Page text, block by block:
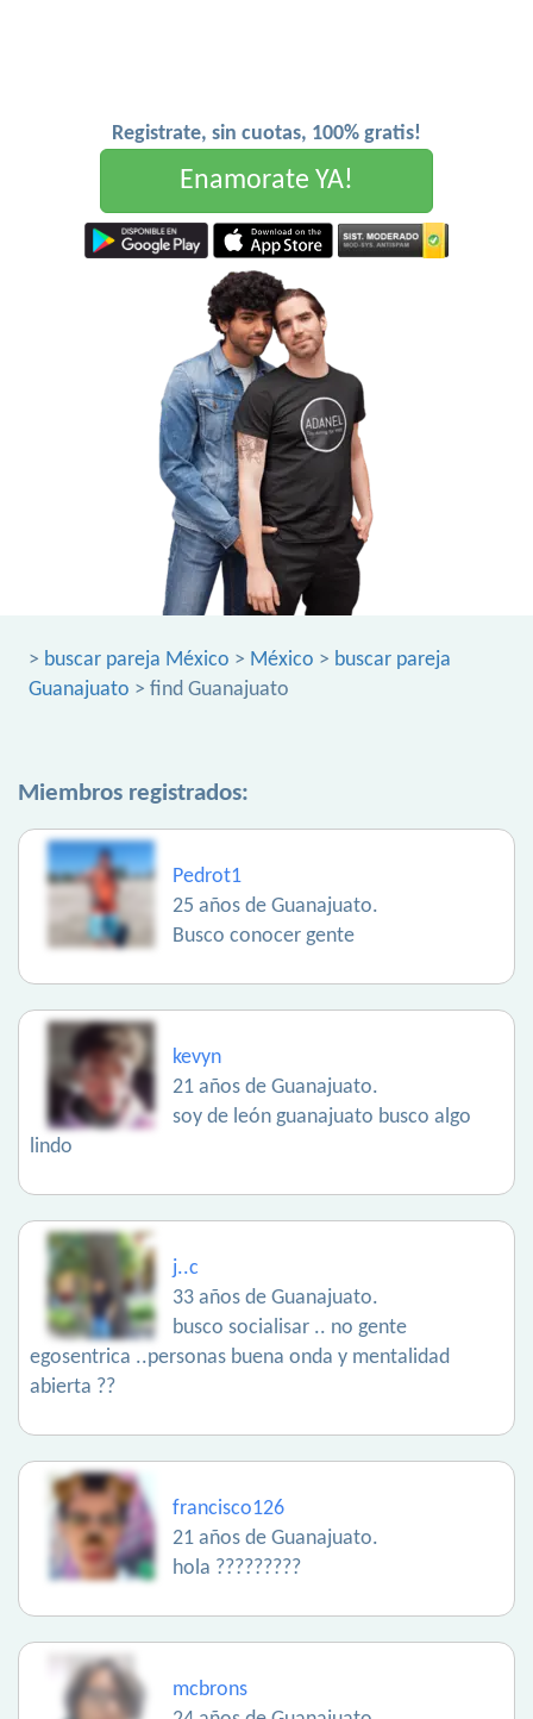
Registrate, sin cuotas, 100% gratis!
Enamorate YA!
> buscar pareja México > México > buscar pareja
Guanajuato > find Guanajuato
Miembros registrados:
Pedrot1
25 años de Guanajuato.
Busco conocer gente
kevyn
21 años de Guanajuato.
soy de león guanajuato busco algo
lindo
j..c
33 años de Guanajuato.
busco socialisar .. no gente
egosentrica ..personas buena onda y mentalidad
abierta ??
francisco126
21 años de Guanajuato.
hola ?????????
mcbrons